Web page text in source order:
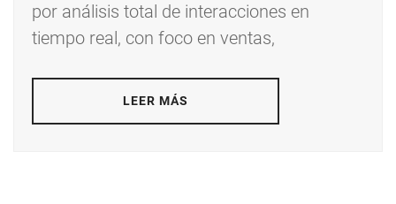
por análisis total de interacciones en
tiempo real, con foco en ventas,
LEER MÁS